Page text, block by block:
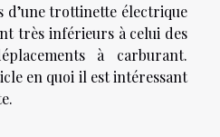
d’une trottinette électrique
très inférieurs à celui des
à carburant.
en quoi il est intéressant